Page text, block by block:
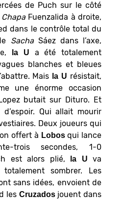
de Puch sur le côté
ChapaFuenzalida à droite,
dans le contrôle total du
SachaSáez dans l’axe,
la U
a été totalement
blanches et bleues
Mais la U résistait,
une énorme occasion
butait sur Dituro. Et
Qui allait mourir
Deux joueurs qui
offert à Lobosqui lance
trois secondes, 1-0
est alors plié, la U va
sombrer. Les
sans idées, envoient de
les Cruzadosjouent dans